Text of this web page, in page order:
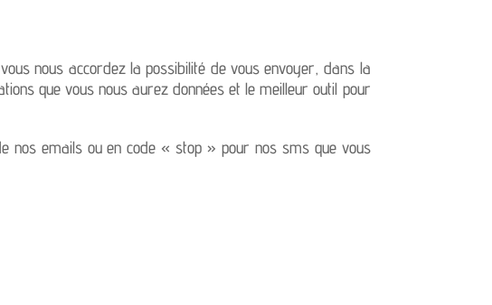
nous accordez la possibilité de vous envoyer, dans la
que vous nous aurez données et le meilleur outil pour
nos emails ou en code « stop » pour nos sms que vous